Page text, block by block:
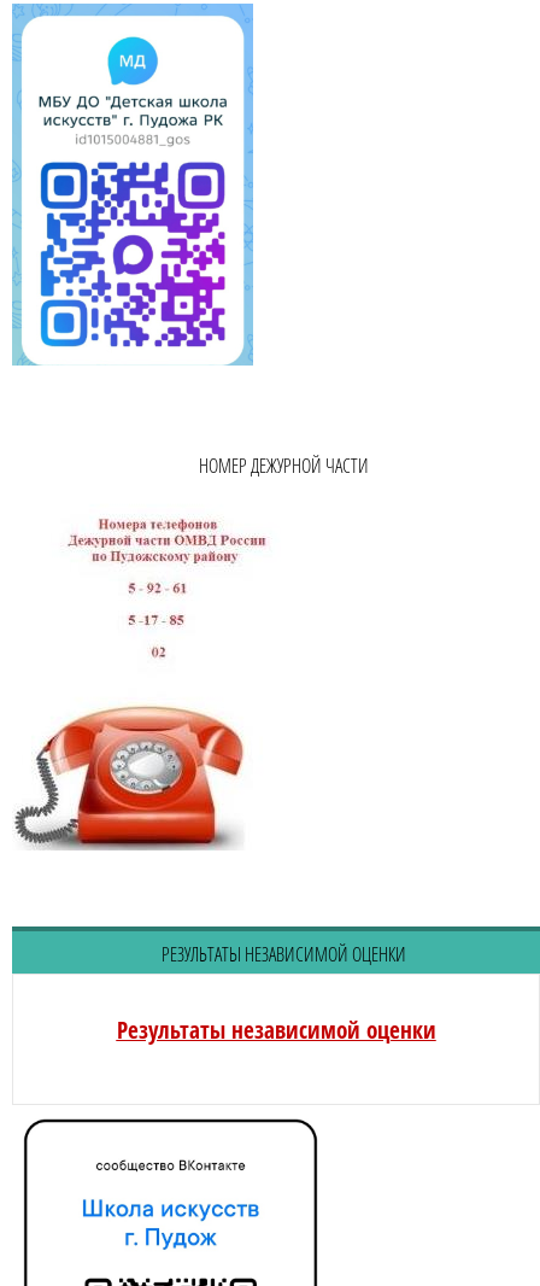
НОМЕР ДЕЖУРНОЙ ЧАСТИ
РЕЗУЛЬТАТЫ НЕЗАВИСИМОЙ ОЦЕНКИ
Результаты независимой оценки